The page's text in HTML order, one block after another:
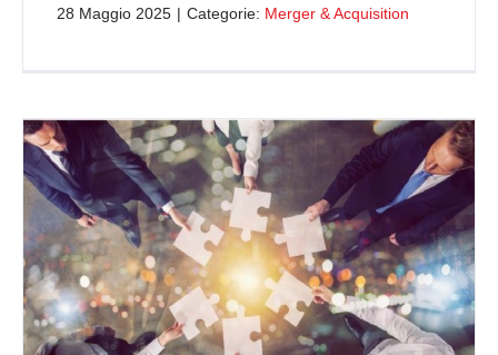
28 Maggio 2025 | Categorie: Merger & Acquisition